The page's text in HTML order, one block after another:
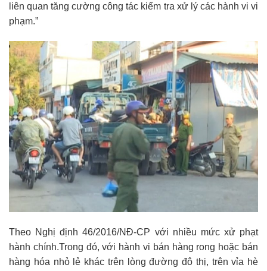
liên quan tăng cường công tác kiểm tra xử lý các hành vi vi
phạm.”
Theo Nghị định 46/2016/NĐ-CP với nhiều mức xử phạt
hành chính.Trong đó, với hành vi bán hàng rong hoặc bán
hàng hóa nhỏ lẻ khác trên lòng đường đô thị, trên vỉa hè